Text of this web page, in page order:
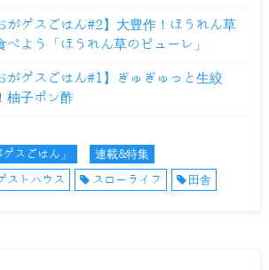
がゲスごはん#2】大豊作！ほうれん草
べよう「ほうれん草のピューレ」
がゲスごはん#1】ぎゅぎゅっと生絞
柚子ポン酢
スごはん」 連載&特集
ストハウス スローライフ 田舎